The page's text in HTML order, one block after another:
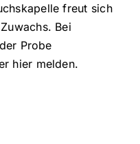
freut sich
Bei
Probe
hier melden.